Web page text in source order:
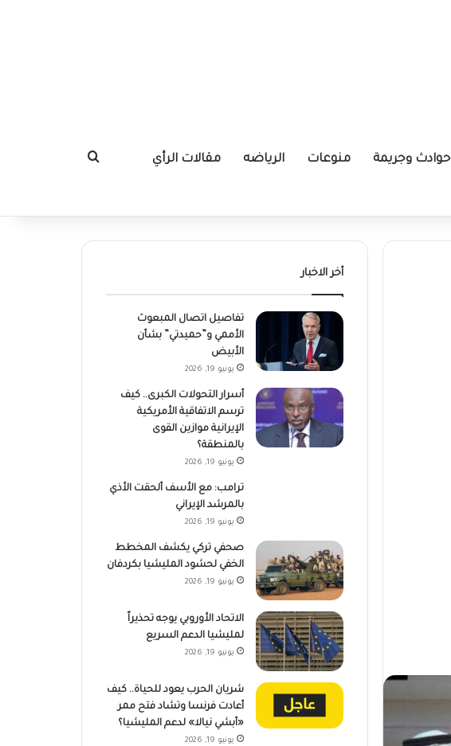
حوادث وجريمة منوعات الرياضه مقالات الرأي بحث عن
أخر الاخبار
تفاصيل اتصال المبعوث
الأممي و”حميدتي” بشأن
الأبيض
يونيو 19, 2026
أسرار التحولات الكبرى.. كيف
ترسم الاتفاقية الأمريكية
الإيرانية موازين القوى
بالمنطقة؟
يونيو 19, 2026
ترامب: مع الأسف ألحقت الأذي
بالمرشد الإيراني
يونيو 19, 2026
صحفي تركي يكشف المخطط
الخفي لحشود المليشيا بكردفان
يونيو 19, 2026
الاتحاد الأوروبي يوجه تحذيراً
لمليشيا الدعم السريع
يونيو 19, 2026
شريان الحرب يعود للحياة.. كيف
أعادت فرنسا وتشاد فتح ممر
«أبشي نيالا» لدعم المليشيا؟
يونيو 19, 2026